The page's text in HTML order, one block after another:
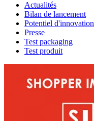
Actualités
Bilan de lancement
Potentiel d'innovation
Presse
Test packaging
Test produit